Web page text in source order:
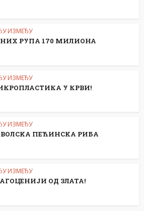
ИЗМЕЂУ
РУПА 170 МИЛИОНА
ИЗМЕЂУ
У КРВИ!
ИЗМЕЂУ
ПЕЋИНСKА РИБА
ИЗМЕЂУ
ОД ЗЛАТА!